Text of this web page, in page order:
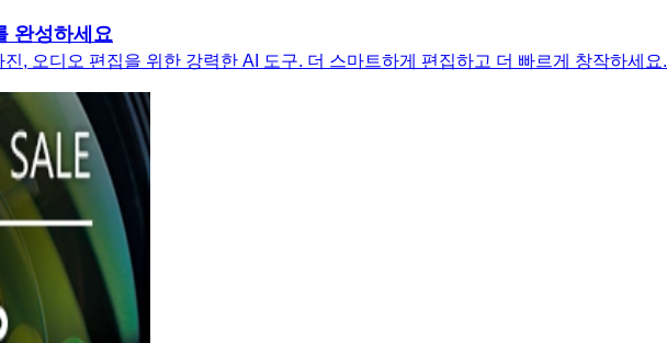
완성하세요
, 오디오 편집을 위한 강력한 AI 도구. 더 스마트하게 편집하고 더 빠르게 창작하세요.